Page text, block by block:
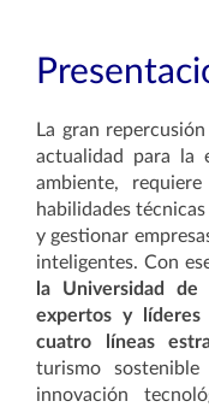
La gran
actualidad para la
ambiente,
habilidades
y gestionar
inteligentes. Con
la Universidad
expertos y
cuatro líneas
turismo
innovación